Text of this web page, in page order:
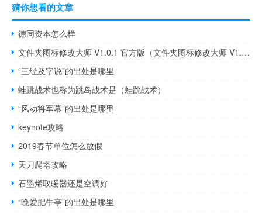
猜你想看的文章
德同资本怎么样
文件夹图标修改大师 V1.0.1 官方版（文件夹图标修改大师 V1.0.1 官方版功能简介）
“三经及字说”的出处是哪里
蛙跳战术也称为跳岛战术是（蛙跳战术）
“风动将军幕”的出处是哪里
keynote攻略
2019春节单位怎么放假
天刀爬塔攻略
石墨烯取暖器还是空调好
“晚爱肥牛亭”的出处是哪里